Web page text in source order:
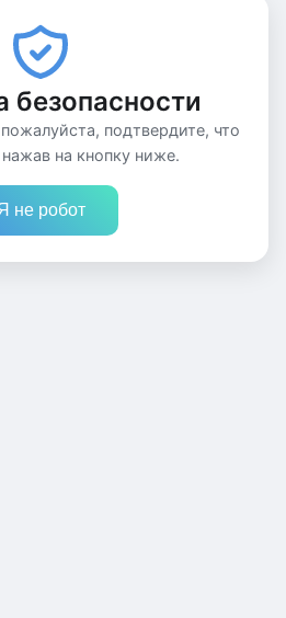
безопасности
подтвердите, что
на кнопку ниже.
не робот